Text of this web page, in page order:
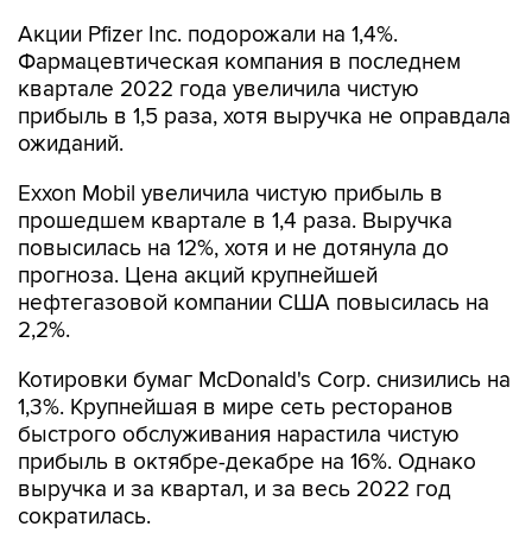
Акции Pfizer Inc. подорожали на 1,4%.
Фармацевтическая компания в последнем
квартале 2022 года увеличила чистую
прибыль в 1,5 раза, хотя выручка не оправдала
ожиданий.
Exxon Mobil увеличила чистую прибыль в
прошедшем квартале в 1,4 раза. Выручка
повысилась на 12%, хотя и не дотянула до
прогноза. Цена акций крупнейшей
нефтегазовой компании США повысилась на
2,2%.
Котировки бумаг McDonald's Corp. снизились на
1,3%. Крупнейшая в мире сеть ресторанов
быстрого обслуживания нарастила чистую
прибыль в октябре-декабре на 16%. Однако
выручка и за квартал, и за весь 2022 год
сократилась.